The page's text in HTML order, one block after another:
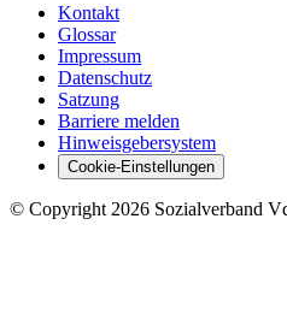
Kontakt
Glossar
Impressum
Datenschutz
Satzung
Barriere melden
Hinweisgebersystem
Cookie-Einstellungen
© Copyright 2026 Sozialverband